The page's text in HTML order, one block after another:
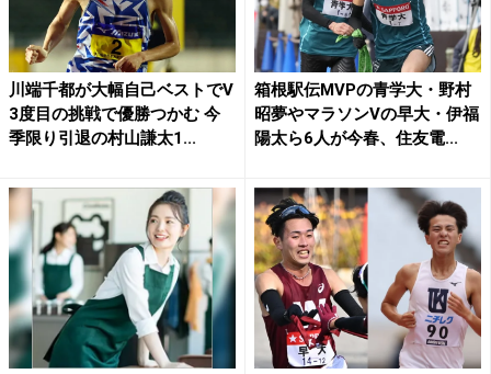
川端千都が大幅自己ベストでV
3度目の挑戦で優勝つかむ 今
季限り引退の村山謙太1...
箱根駅伝MVPの青学大・野村
昭夢やマラソンVの早大・伊福
陽太ら6人が今春、住友電...